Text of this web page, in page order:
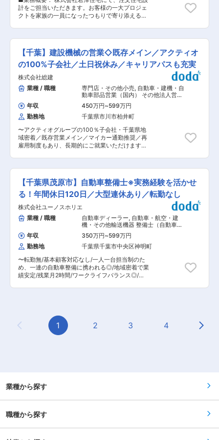
働きやすい環境が整っています。 変更の範囲：会
社の定める業務
にモチベーション高く取り組むことが出来ます。
・担当エリアは、事務所から車で30分圏内となっ
ており、移動の際には社用車をご利用いただきま
す。 ・地元密着型の企業のため、遠方への出張は
て働くことができます。 ■入社後のキャリアパ
ス： 当社は、社員の「学びたい」という意欲を大
切にし、資格取得なども積極的に支援をしていま
す。受験・講習費用などかかる場合は、会社が全
額負担しています。実績次第では、部長など管理
職へとキャリアアップできるチャンスもありま
心に数々の実績を誇り、千葉県の等級格付けでは
土木一式、建築一式共にAランクの評価であり、
近年では毎年のように、千葉県様及び茂原市様の
優良工事表彰にも選ばれております。 また、旭化
成ホームズ様の指定工事店として、昭和５１年よ
り、お付き合いを頂き、４０年以上に渡って、高
は、お引渡し棟数３０００棟を達成することが出
来ました。 創業以来培ってきた、知恵と経験、官
新の技術を駆使して、お客様に喜んで頂ける施工
を続けてまいります。 変更の範囲：会社の定める
業務
計をご担当いただきます。お客様の一大プロジェ
クトを家族の一員になったつもりで寄り添える
計はお客様から信頼され期待を込めて家づくりを
任され、期待を超える引渡しができる方です。営
業とともに商談から参加していただき引渡しまで
一貫してご担当いただきます。 注文住宅では住ま
う方の生活スタイルや建上地の環境などを深く理
解し、お客様の満足度が高く自身も納得の作品を
生み出していただきたいと思っております。ま
た、新卒採用も積極的に行っており、後進教育も
お任せする予定です。 ■働き方について： 長期
的に活躍できる環境づくりに努めております。 ・
PC21時シャットダウン ・全社平均残業時間30時
間以内 ・年間休日120日以上 ・完全週休2日制 ・
様々な休暇制度 ■ネクストグループについて：
・【住宅×IT】7年間で3倍に急成長したハウスメ
ーカーのネクストグループ！ 創業16年で100億円
規模となったネクストグループ。20期までの上場
ています。 例えば、顧客情報やプロジェクトの進
行状況をクラウド上で管理する仕組みも、業界内
で普及したのはここ2〜3年ですが、当社では10
年前から導入しています。また、物件の中を実際
に歩いて見ているかのように、多角的に写真を閲
覧することができる3Dウォークスルーという手
法やMAフォースを活用したセールスフォース部
隊の構築など、当社独自の取り組みも実施してお
ります。 ・＜住宅販売から教育、訪問看護まで＞
未来を見据えた事業戦略 幼児教育事業や訪問看護
事業など、一見すると住宅販売からかけ離れた領
域にも事業を拡大する当社。住宅を軸にシナジー
効果起こし、社会に貢献しています。今後は、ホ
ードに、アメリカや北欧にも拠点の拡大を予定し
る業務
【千葉】建設機械の営業◇既存メイン／アクティオ
の100%子会社／土日祝休み／キャリアパスも充実
株式会社総建
業種 / 職種
専門店・その他小売, 自動車・建機・自
動車部品営業（国内） その他法人営業
（既存・ルートセールス中心）
年収 450万円~599万円
勤務地
千葉県市川市柏井町
〜アクティオグループの100％子会社・千葉県地
域密着／既存営業メイン／マイカー通勤推奨／再
雇用制度もあり、長期的にご就業いただけます〜
園など幅広い分野で活躍する機械を取り扱い、現
場に必要な機材をタイムリーに提供することで、
地域のインフラ整備を支えています。 そんな当社
にて営業職として、こうした機械の提案・手配を
通じてお客様のプロジェクトをサポートしていた
だきます。 ■業務詳細： 主に既存のお客様への
ルート営業をお任せします。 定期的な訪問を通じ
て信頼関係を築き、現場の状況やニーズを把握し
ながら、必要な機械を提案します。 訪問は1日10
件前後、1回あたり10〜30分程度で、効率的にお
客様との接点を持つスタイルです。 新規顧客への
対応も一部ございますが、基本は既存顧客との関
係構築が中心です。 ■入社後のフォロー： 入社
後は先輩社員がOJT形式で指導いたします。慣れ
るまでしっかりサポートいたしますのでご安心く
ださい。 並行して、フォークリフト免許や大型・
ス： 営業職として経験を積んだ後は、整備業務や
営業所内でのフロント業務など、希望に応じて職
種転換も可能です。また、事業拡大に伴い、将来
支援など福利厚生も充実。 ・男性が多く、和気あ
した環境でのキャリアアップを両立できるポジシ
ョンです。営業経験を活かし、さらなる成長を目
指したい方をお待ちしています。
【千葉県茂原市】自動車整備士※実務経験を活かせ
る！年間休日120日／大型連休あり／転勤なし
株式会社ユーノスホリエ
業種 / 職種
自動車ディーラー, 自動車・航空・建
機・その他輸送機器 整備士（自動車・
建機・航空機など）
年収 350万円~599万円
勤務地
千葉県千葉市中央区神明町
〜転勤無/基本顧客対応なし/一人一台担当制のた
め、一連の自動車整備に携われる◎/地域密着で業
績安定/残業月2時間/ワークライフバランス◎/研
一般整備（点検以外の整備） ・新車整備(部品・
オプションの取付) ・その他、付随する関連業務
※販売員の業務は原則ありません。マネージメン
揃った店舗です マツダ名車ロードスターやロータ
リーエンジンRX-8などのU-CARも豊富に在庫し
ております。 □取り扱い車種について マツダ車
扱うことがあります。 ■組織構成： ・10名（う
Previous Page
1 2 3 4
業種から探す
職種から探す